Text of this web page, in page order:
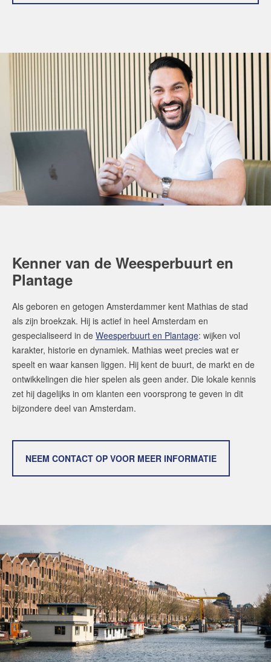
Kenner van de Weesperbuurt en
Plantage
Als geboren en getogen Amsterdammer kent Mathias de stad
als zijn broekzak. Hij is actief in heel Amsterdam en
gespecialiseerd in de Weesperbuurt en Plantage: wijken vol
karakter, historie en dynamiek. Mathias weet precies wat er
speelt en waar kansen liggen. Hij kent de buurt, de markt en de
ontwikkelingen die hier spelen als geen ander. Die lokale kennis
zet hij dagelijks in om klanten een voorsprong te geven in dit
bijzondere deel van Amsterdam.
NEEM CONTACT OP VOOR MEER INFORMATIE